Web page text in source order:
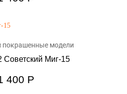
покрашенные модели
Советский Миг-15
400 Р